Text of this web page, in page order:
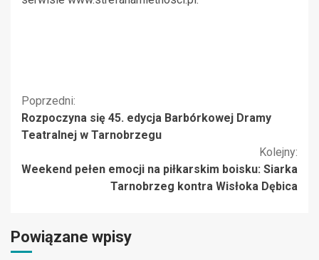
Kontynuuj
czytanie
Poprzedni:
Rozpoczyna się 45. edycja Barbórkowej Dramy
Teatralnej w Tarnobrzegu
Kolejny:
Weekend pełen emocji na piłkarskim boisku: Siarka
Tarnobrzeg kontra Wisłoka Dębica
Powiązane wpisy